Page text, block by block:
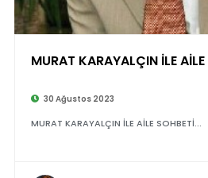
MURAT KARAYALÇIN İLE
30 Ağustos 2023
MURAT KARAYALÇIN İLE AİLE SOHBETİ...